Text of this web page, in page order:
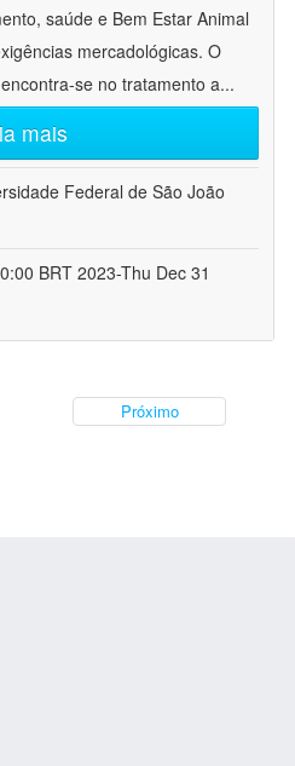
saúde e Bem Estar Animal
mercadológicas. O
se no tratamento a...
mais
Federal de São João
BRT 2023-Thu Dec 31
Próximo